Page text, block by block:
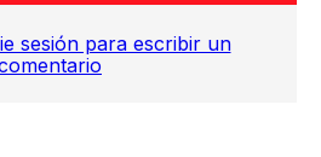
sesión para escribir un